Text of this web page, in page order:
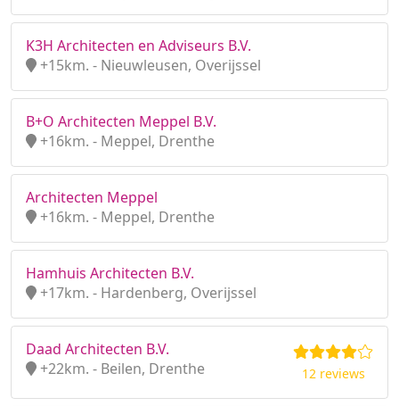
K3H Architecten en Adviseurs B.V.
+15km. - Nieuwleusen, Overijssel
B+O Architecten Meppel B.V.
+16km. - Meppel, Drenthe
Architecten Meppel
+16km. - Meppel, Drenthe
Hamhuis Architecten B.V.
+17km. - Hardenberg, Overijssel
Daad Architecten B.V.
+22km. - Beilen, Drenthe
12 reviews